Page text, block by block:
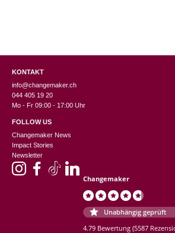
KONTAKT
info@changemaker.ch
044 405 19 20
Mo - Fr 09:00 - 17:00 Uhr
FOLLOW US
Changemaker News
Impact Stories
Newsletter
Changemaker
Unabhängig geprüft
4.79 Bewertung (5587